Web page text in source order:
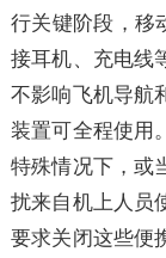
行关键阶段，移
接耳机、充电线
不影响飞机导航
装置可全程使用
特殊情况下，或
扰来自机上人员
要求关闭这些便